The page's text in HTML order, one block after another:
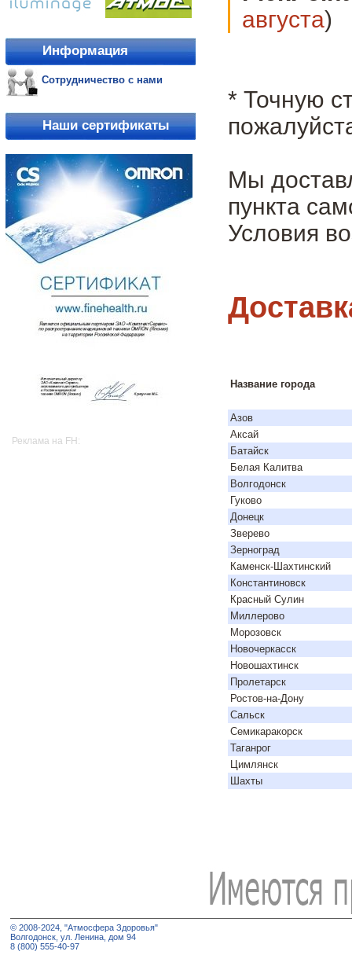
Информация
Сотрудничество с нами
Наши сертификаты
Реклама на FH:
августа)
* Точную
Мы
пункта
Условия
Название города
Азов
Аксай
Батайск
Белая Калитва
Волгодонск
Гуково
Донецк
Зверево
Зерноград
Каменск-Шахтинский
Константиновск
Красный Сулин
Миллерово
Морозовск
Новочеркасск
Новошахтинск
Пролетарск
Ростов-на-Дону
Сальск
Семикаракорск
Таганрог
Цимлянск
Шахты
© 2008-2024, "Атмосфера Здоровья"
Волгодонск, ул. Ленина, дом 94
8 (800) 555-40-97